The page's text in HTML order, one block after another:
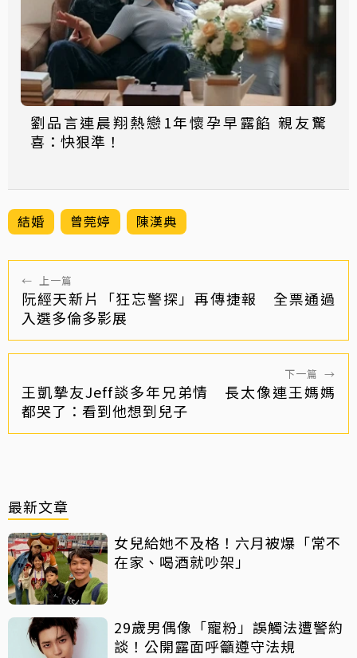
劉品言連晨翔熱戀1年懷孕早露餡 親友驚
喜：快狠準！
結婚 曾莞婷 陳漢典
← 上一篇
阮經天新片「狂忘警探」再傳捷報 全票通過
入選多倫多影展
下一篇 →
王凱摯友Jeff談多年兄弟情 長太像連王媽媽
都哭了：看到他想到兒子
最新文章
女兒給她不及格！六月被爆「常不
在家、喝酒就吵架」
29歲男偶像「寵粉」誤觸法遭警約
談！公開露面呼籲遵守法規